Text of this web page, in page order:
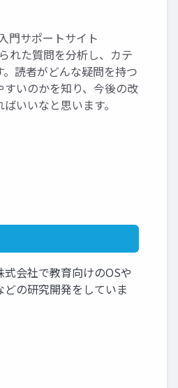
門サポートサイト
れた質問を分析し、カテ
読者がどんな疑問を持つ
すいのかを知り、今後の改
いいなと思います。
会社で教育向けのOSや
の研究開発をしていま